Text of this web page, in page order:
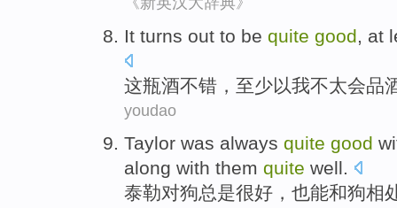
It turns out to be quite good at
这瓶酒不错 ， 至少以我不太会品
youdao
Taylor was always quite good
along with them quite well.
泰勒对狗总是很好 ， 也能和狗相